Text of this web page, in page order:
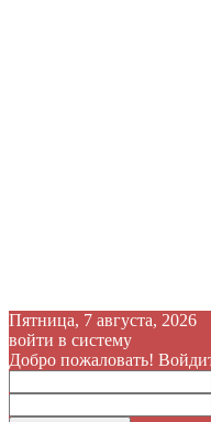
Пятница, 7 августа, 2026
войти в систему
Добро пожаловать!